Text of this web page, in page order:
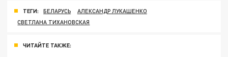
ТЕГИ: БЕЛАРУСЬ
АЛЕКСАНДР ЛУКАШЕНКО
СВЕТЛАНА ТИХАНОВСКАЯ
ЧИТАЙТЕ ТАКЖЕ: